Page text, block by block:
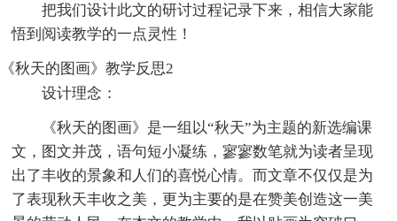
把我们设计此文的研讨过程记录下来，相信大家能
悟到阅读教学的一点灵性！
《秋天的图画》教学反思2
设计理念：
《秋天的图画》是一组以“秋天”为主题的新选编课
文，图文并茂，语句短小凝练，寥寥数笔就为读者呈现
出了丰收的景象和人们的喜悦心情。而文章不仅仅是为
了表现秋天丰收之美，更为主要的是在赞美创造这一美